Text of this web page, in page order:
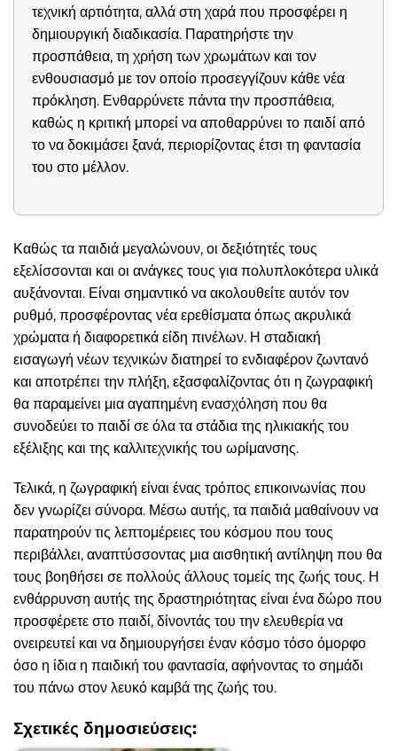
τεχνική αρτιότητα, αλλά στη χαρά που προσφέρει η
δημιουργική διαδικασία. Παρατηρήστε την
προσπάθεια, τη χρήση των χρωμάτων και τον
ενθουσιασμό με τον οποίο προσεγγίζουν κάθε νέα
πρόκληση. Ενθαρρύνετε πάντα την προσπάθεια,
καθώς η κριτική μπορεί να αποθαρρύνει το παιδί από
το να δοκιμάσει ξανά, περιορίζοντας έτσι τη φαντασία
του στο μέλλον.
Καθώς τα παιδιά μεγαλώνουν, οι δεξιότητές τους
εξελίσσονται και οι ανάγκες τους για πολυπλοκότερα υλικά
αυξάνονται. Είναι σημαντικό να ακολουθείτε αυτόν τον
ρυθμό, προσφέροντας νέα ερεθίσματα όπως ακρυλικά
χρώματα ή διαφορετικά είδη πινέλων. Η σταδιακή
εισαγωγή νέων τεχνικών διατηρεί το ενδιαφέρον ζωντανό
και αποτρέπει την πλήξη, εξασφαλίζοντας ότι η ζωγραφική
θα παραμείνει μια αγαπημένη ενασχόληση που θα
συνοδεύει το παιδί σε όλα τα στάδια της ηλικιακής του
εξέλιξης και της καλλιτεχνικής του ωρίμανσης.
Τελικά, η ζωγραφική είναι ένας τρόπος επικοινωνίας που
δεν γνωρίζει σύνορα. Μέσω αυτής, τα παιδιά μαθαίνουν να
παρατηρούν τις λεπτομέρειες του κόσμου που τους
περιβάλλει, αναπτύσσοντας μια αισθητική αντίληψη που θα
τους βοηθήσει σε πολλούς άλλους τομείς της ζωής τους. Η
ενθάρρυνση αυτής της δραστηριότητας είναι ένα δώρο που
προσφέρετε στο παιδί, δίνοντάς του την ελευθερία να
ονειρευτεί και να δημιουργήσει έναν κόσμο τόσο όμορφο
όσο η ίδια η παιδική του φαντασία, αφήνοντας το σημάδι
του πάνω στον λευκό καμβά της ζωής του.
Σχετικές δημοσιεύσεις: